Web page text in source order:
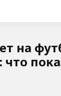
на
что